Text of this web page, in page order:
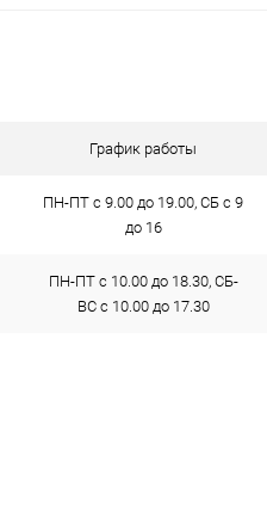
График работы
ПН-ПТ с 9.00 до 19.00, СБ с 9
до 16
ПН-ПТ с 10.00 до 18.30, СБ-
ВС с 10.00 до 17.30